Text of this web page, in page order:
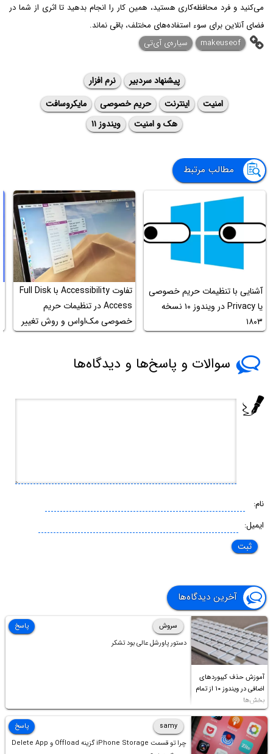
می‌کنید و فرد محافظه‌کاری هستید، همین کار را انجام بدهید تا اثری از شما در
فضای آنلاین برای سوء استفاده‌های مختلف، باقی نماند.
makeuseof
سیاره‌ی آی‌تی
پیشنهاد سردبیر
نرم افزار
امنیت
اینترنت حریم خصوصی
مایکروسافت
هک و امنیت
ویندوز ۱۱
مطالب مرتبط
آشنایی با تنظیمات حریم خصوصی
یا Privacy در ویندوز ۱۰ نسخه‌
۱۸۰۳
تفاوت Accessibility با Full Disk
Access در تنظیمات حریم
خصوصی مک‌او‌اس و روش تغییر
دسترسی‌ها
سوالات و پاسخ‌ها و دیدگاه‌ها
نام:
ایمیل:
آخرین دیدگاه‌ها
آموزش حذف کیبوردهای
اضافی در ویندوز ۱۰ از تمام
بخش‌ها
سروش
دستور پاورشل عالی بود تشکر
پاسخ
samy
چرا تو قسمت iPhone Storage گزینه Offload و Delete App
پاسخ